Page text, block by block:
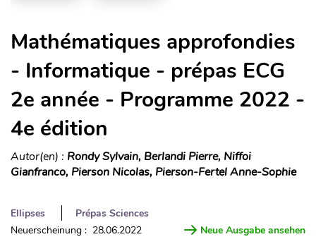
Mathématiques approfondies
- Informatique - prépas ECG
2e année - Programme 2022 -
4e édition
Autor(en) : Rondy Sylvain, Berlandi Pierre, Niffoi
Gianfranco, Pierson Nicolas, Pierson-Fertel Anne-Sophie
Ellipses
Prépas Sciences
Neuerscheinung : 28.06.2022
Neue Ausgabe ansehen